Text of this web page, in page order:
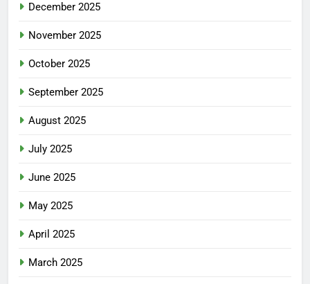
December 2025
November 2025
October 2025
September 2025
August 2025
July 2025
June 2025
May 2025
April 2025
March 2025